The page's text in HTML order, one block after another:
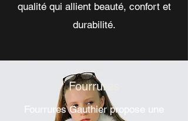
qualité qui allient beauté, confort et
durabilité.
Fourrures
Fourrures Gauthier propose une